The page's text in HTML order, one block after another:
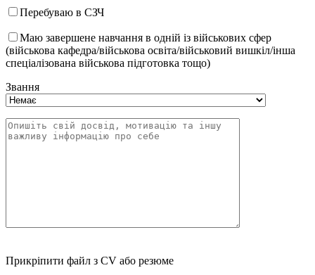
Перебуваю в СЗЧ
Маю завершене навчання в одній із військових сфер
(військова кафедра/військова освіта/військовий вишкіл/інша
спеціалізована військова підготовка тощо)
Звання
Прикріпити файл з CV або резюме